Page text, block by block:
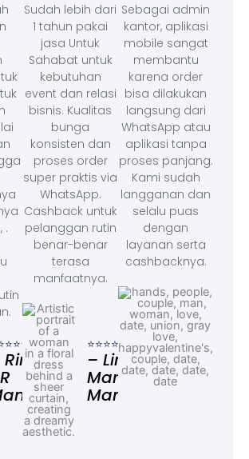
.
Rina,
Sudah lebih dari
1 tahun pakai
jasa Untuk
Sahabat untuk
kebutuhan
event dan relasi
bisnis. Kualitas
bunga
konsisten dan
proses order
super praktis via
WhatsApp.
Cashback untuk
pelanggan rutin
benar-benar
terasa
manfaatnya.
⭐⭐⭐⭐⭐
– Linda,
Marketing
Manager
Sebagai admin
kantor, aplikasi
mobile sangat
membantu
karena order
bisa dilakukan
langsung dari
WhatsApp atau
aplikasi tanpa
proses panjang.
Kami sudah
langganan dan
selalu puas
dengan
layanan serta
cashbacknya.